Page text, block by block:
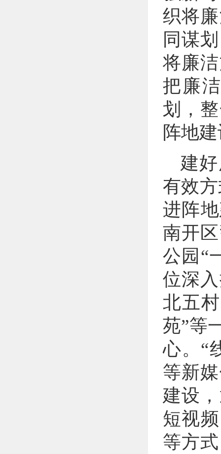
织将
同谋
将廉
把廉
划，
阵地
建
有效
进阵
南开
公园“
位深
北五
苑”等
心。“
等新
建设
短视
等方